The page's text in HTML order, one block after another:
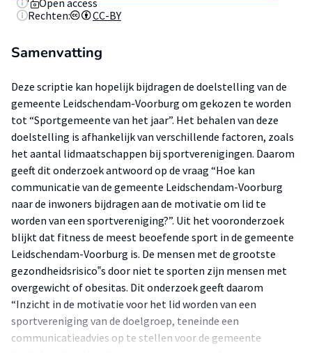
Open access
Rechten:
CC-BY
Samenvatting
Deze scriptie kan hopelijk bijdragen de doelstelling van de
gemeente Leidschendam-Voorburg om gekozen te worden
tot “Sportgemeente van het jaar”. Het behalen van deze
doelstelling is afhankelijk van verschillende factoren, zoals
het aantal lidmaatschappen bij sportverenigingen. Daarom
geeft dit onderzoek antwoord op de vraag “Hoe kan
communicatie van de gemeente Leidschendam-Voorburg
naar de inwoners bijdragen aan de motivatie om lid te
worden van een sportvereniging?”. Uit het vooronderzoek
blijkt dat fitness de meest beoefende sport in de gemeente
Leidschendam-Voorburg is. De mensen met de grootste
gezondheidsrisico‟s door niet te sporten zijn mensen met
overgewicht of obesitas. Dit onderzoek geeft daarom
“Inzicht in de motivatie voor het lid worden van een
sportvereniging van de doelgroep, teneinde een
communicatieadvies op te stellen voor de gemeente